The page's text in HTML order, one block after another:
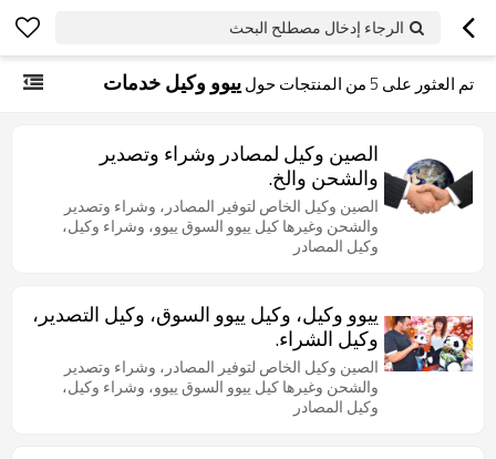
الرجاء إدخال مصطلح البحث
تم العثور على 5من المنتجات حولييوو وكيل خدمات
الصين وكيل لمصادر وشراء وتصدير
والشحن والخ.
الصين وكيل الخاص لتوفير المصادر، وشراء وتصدير
والشحن وغيرها كيل ييوو السوق ييوو، وشراء وكيل،
وكيل المصادر
ييوو وكيل، وكيل ييوو السوق، وكيل التصدير،
وكيل الشراء.
الصين وكيل الخاص لتوفير المصادر، وشراء وتصدير
والشحن وغيرها كيل ييوو السوق ييوو، وشراء وكيل،
وكيل المصادر